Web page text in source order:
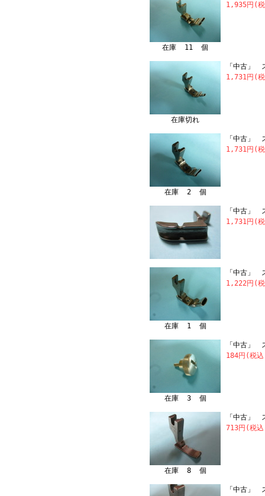
在庫 11 個
1,935円(
在庫切れ
「中古」
1,731円(
在庫 2 個
「中古」
1,731円(
「中古」
1,731円(
在庫 1 個
「中古」
1,222円(
在庫 3 個
「中古」
184円(税
在庫 8 個
「中古」
713円(税
「中古」